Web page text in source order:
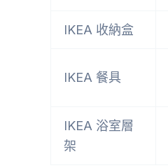
IKEA 收納盒
IKEA 餐具
IKEA 浴室層
架